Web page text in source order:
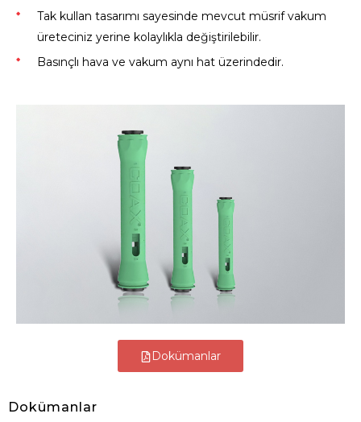
Tak kullan tasarımı sayesinde mevcut müsrif vakum
üreteciniz yerine kolaylıkla değiştirilebilir.
Basınçlı hava ve vakum aynı hat üzerindedir.
Dokümanlar
Dokümanlar